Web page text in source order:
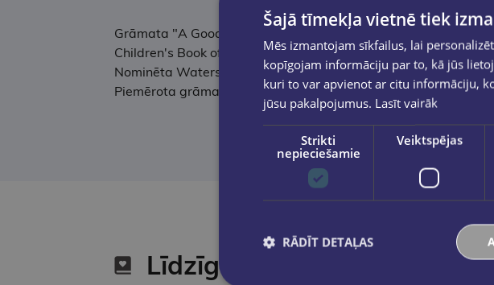
Grāmata "A Good Girl's Guide to Murder" ir The New York
Children's Book of the Year 2020 uzvarētāja.
Nominēta Waterstones bērnu grāmatu balvai 2020. gadā.
Piemērota grāmatu "One of us is lying", "We were liars",
Līdzīgas preces
Šajā tīmekļa vietnē tiek
Mēs izmantojam sīkfailus, lai
kopīgojam informāciju par to, kā jūs
kuri to var apvienot ar citu informāciju,
jūsu pakalpojumus. Lasīt vairāk
Strikti
nepieciešamie
Veiktspējas
RĀDĪT DETAĻAS